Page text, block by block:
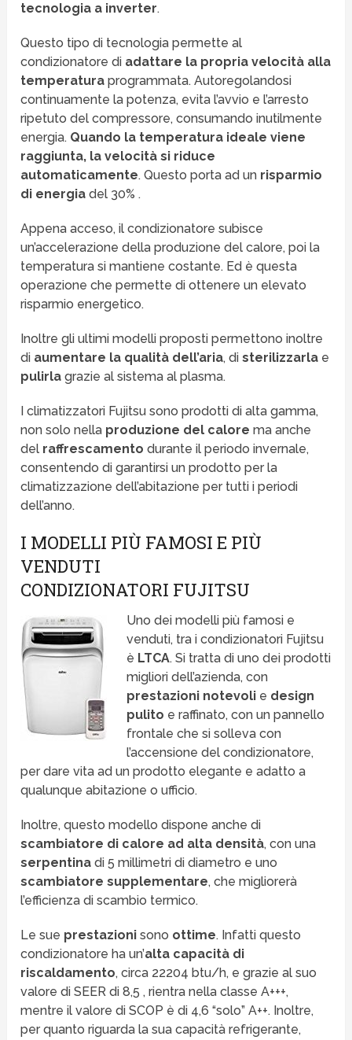
tecnologia a inverter.
Questo tipo di tecnologia permette al
condizionatore di adattare la propria velocità alla
temperatura programmata. Autoregolandosi
continuamente la potenza, evita l’avvio e l’arresto
ripetuto del compressore, consumando inutilmente
energia. Quando la temperatura ideale viene
raggiunta, la velocità si riduce
automaticamente. Questo porta ad un risparmio
di energia del 30% .
Appena acceso, il condizionatore subisce
un’accelerazione della produzione del calore, poi la
temperatura si mantiene costante. Ed è questa
operazione che permette di ottenere un elevato
risparmio energetico.
Inoltre gli ultimi modelli proposti permettono inoltre
di aumentare la qualità dell’aria, disterilizzarla e
pulirla grazie al sistema al plasma.
I climatizzatori Fujitsu sono prodotti di alta gamma,
non solo nella produzione del calorema anche
del raffrescamento durante il periodo invernale,
consentendo di garantirsi un prodotto per la
climatizzazione dell’abitazione per tutti i periodi
dell’anno.
I MODELLI PIÙ FAMOSI E PIÙ
VENDUTI
CONDIZIONATORI FUJITSU
Uno dei modelli più famosi e
venduti, tra i condizionatori Fujitsu
è LTCA. Si tratta di uno dei prodotti
migliori dell’azienda, con
prestazioni notevoli e design
pulito e raffinato, con un pannello
frontale che si solleva con
l’accensione del condizionatore,
per dare vita ad un prodotto elegante e adatto a
qualunque abitazione o ufficio.
Inoltre, questo modello dispone anche di
scambiatore di calore ad alta densità, con una
serpentina di 5 millimetri di diametro e uno
scambiatore supplementare, che migliorerà
l’efficienza di scambio termico.
Le sue prestazioni sono ottime. Infatti questo
condizionatore ha un’alta capacità di
riscaldamento, circa 22204 btu/h, e grazie al suo
valore di SEER di 8,5 , rientra nella classe A+++,
mentre il valore di SCOP è di 4,6 “solo” A++. Inoltre,
per quanto riguarda la sua capacità refrigerante,